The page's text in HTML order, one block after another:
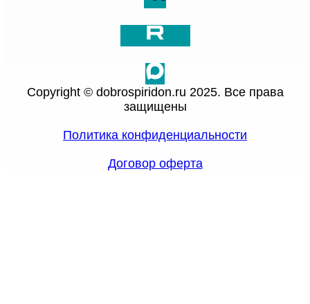
Copyright © dobrospiridon.ru 2025. Все права
защищены
Политика конфиденциальности
Договор оферта